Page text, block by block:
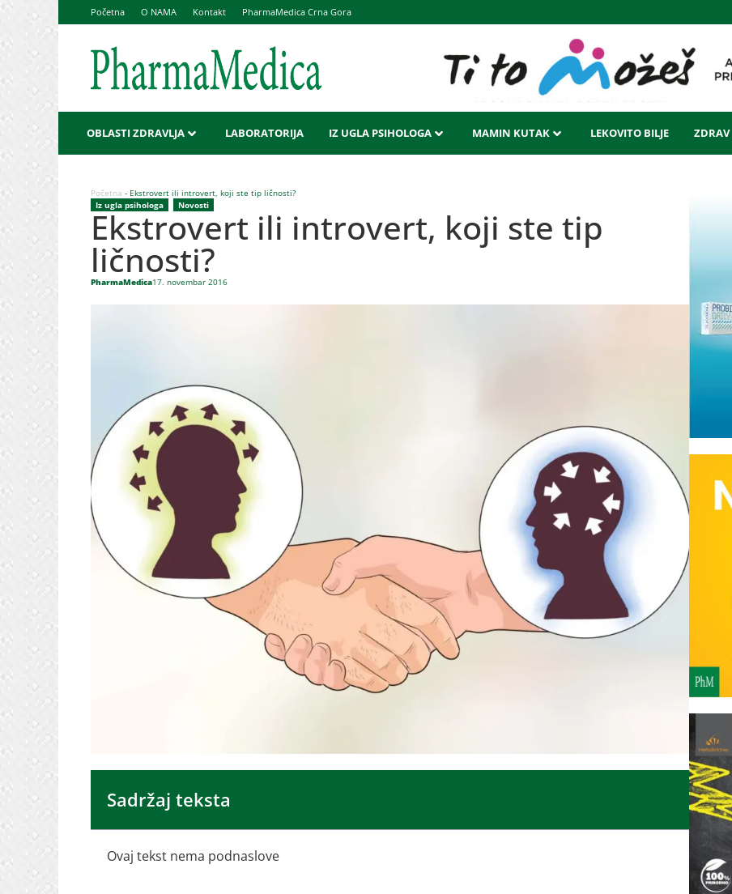
Početna O NAMA Kontakt PharmaMedica Crna Gora
OBLASTI ZDRAVLJA LABORATORIJA IZ UGLA PSIHOLOGA MAMIN KUTAK LEKOVITO BILJE
Početna - Ekstrovert ili introvert, koji ste tip ličnosti?
Iz ugla psihologa
Novosti
Ekstrovert ili introvert, koji ste tip
ličnosti?
PharmaMedica17. novembar 2016
Sadržaj teksta
Ovaj tekst nema podnaslove